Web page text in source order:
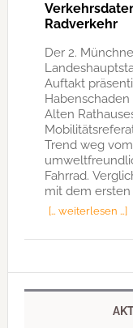
Radverkehr
Der 2.
Auftakt
Alten
Trend weg
Fahrrad.
mit dem ersten
[… weiterlesen …]